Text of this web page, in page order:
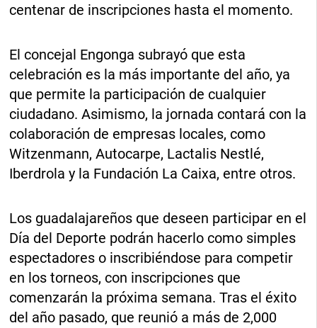
centenar de inscripciones hasta el momento.
El concejal Engonga subrayó que esta
celebración es la más importante del año, ya
que permite la participación de cualquier
ciudadano. Asimismo, la jornada contará con la
colaboración de empresas locales, como
Witzenmann, Autocarpe, Lactalis Nestlé,
Iberdrola y la Fundación La Caixa, entre otros.
Los guadalajareños que deseen participar en el
Día del Deporte podrán hacerlo como simples
espectadores o inscribiéndose para competir
en los torneos, con inscripciones que
comenzarán la próxima semana. Tras el éxito
del año pasado, que reunió a más de 2,000